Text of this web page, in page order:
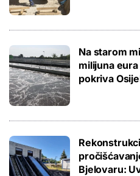
Na starom
milijuna
pokriva
Bjelovaru: